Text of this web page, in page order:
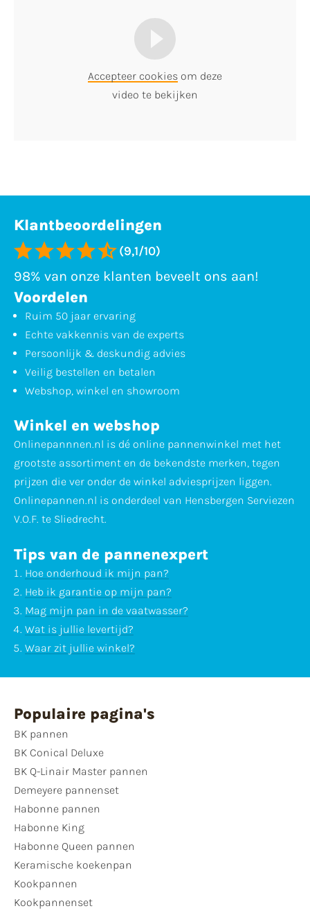
Accepteer cookies om deze
video te bekijken
Klantbeoordelingen
(9,1/10)
98% van onze klanten beveelt ons aan!
Voordelen
Ruim 50 jaar ervaring
Echte vakkennis van de experts
Persoonlijk & deskundig advies
Veilig bestellen en betalen
Webshop, winkel en showroom
Winkel en webshop
Onlinepannnen.nl is dé online pannenwinkel met het
grootste assortiment en de bekendste merken, tegen
prijzen die ver onder de winkel adviesprijzen liggen.
Onlinepannen.nl is onderdeel van Hensbergen Serviezen
V.O.F. te Sliedrecht.
Tips van de pannenexpert
Hoe onderhoud ik mijn pan?
Heb ik garantie op mijn pan?
Mag mijn pan in de vaatwasser?
Wat is jullie levertijd?
Waar zit jullie winkel?
Populaire pagina's
BK pannen
BK Conical Deluxe
BK Q-Linair Master pannen
Demeyere pannenset
Habonne pannen
Habonne King
Habonne Queen pannen
Keramische koekenpan
Kookpannen
Kookpannenset